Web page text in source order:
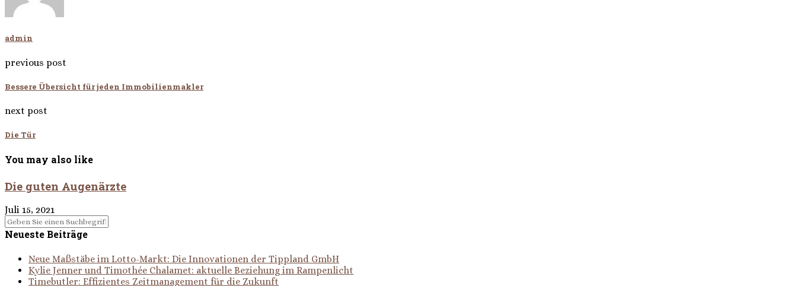
admin
previous post
Bessere Übersicht für jeden Immobilienmakler
next post
Die Tür
You may also like
Die guten Augenärzte
Juli 15, 2021
Neueste Beiträge
Neue Maßstäbe im Lotto-Markt: Die Innovationen der Tippland GmbH
Kylie Jenner und Timothée Chalamet: aktuelle Beziehung im Rampenlicht
Timebutler: Effizientes Zeitmanagement für die Zukunft